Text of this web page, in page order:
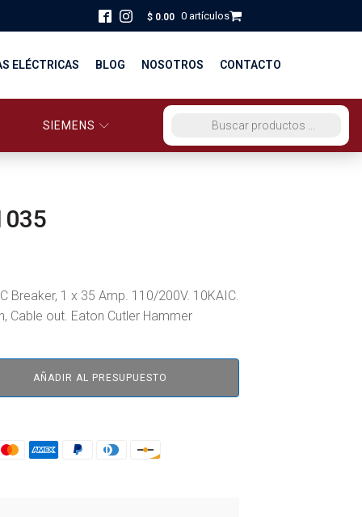
$0.00 0 artículos
Y FUERZA
ELÉCTRICAS BLOG NOSOTROS CONTACTO
SIEMENS BÚSQUEDA DE PRODUCTOS
Breaker, 1 x 35 Amp. 110/200V. 10KAIC.
Cable out. Eaton Cutler Hammer
AÑADIR AL PRESUPUESTO